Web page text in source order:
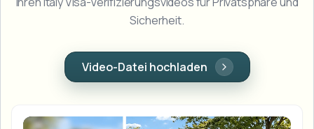
Alle Beispiele anzeigen
Gesicht weichzeichnen
Kennzeichen weichzeichnen
View all features
Browse every blur tool in one place
Unternehmen
Schulen & Bildung
Sicherheit.
Video-Datei hochladen